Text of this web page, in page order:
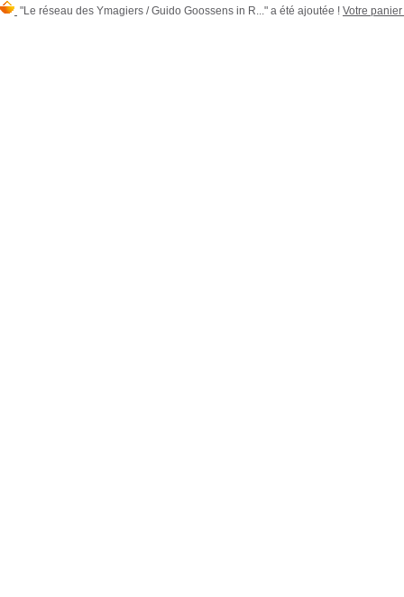
"Le réseau des Ymagiers / Guido Goossens in R..." a été ajoutée ! Votre